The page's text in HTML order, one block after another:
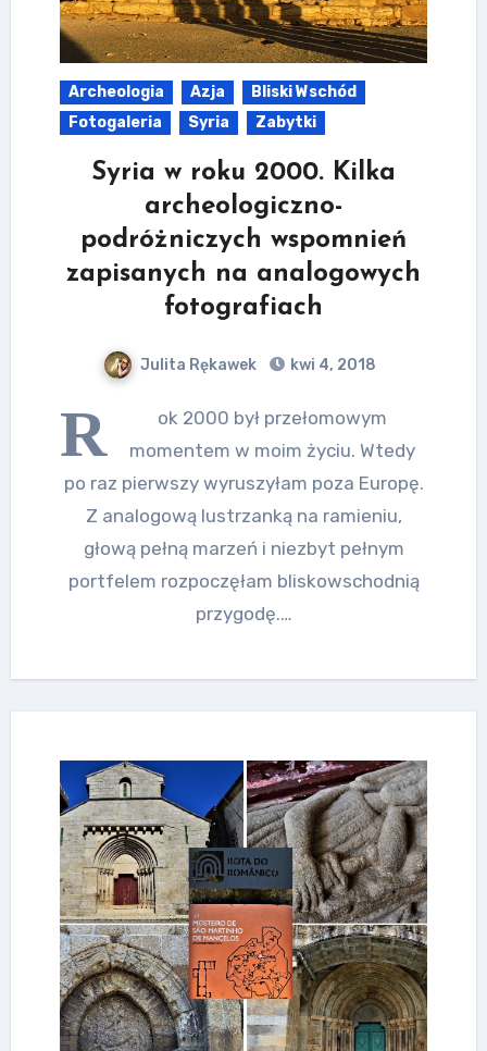
Archeologia Azja
Bliski Wschód
Fotogaleria
Syria Zabytki
Syria w roku 2000. Kilka
archeologiczno-
podróżniczych wspomnień
zapisanych na analogowych
fotografiach
Julita Rękawek kwi 4, 2018
R
ok 2000 był przełomowym
momentem w moim życiu. Wtedy
po raz pierwszy wyruszyłam poza Europę.
Z analogową lustrzanką na ramieniu,
głową pełną marzeń i niezbyt pełnym
portfelem rozpoczęłam bliskowschodnią
przygodę.…